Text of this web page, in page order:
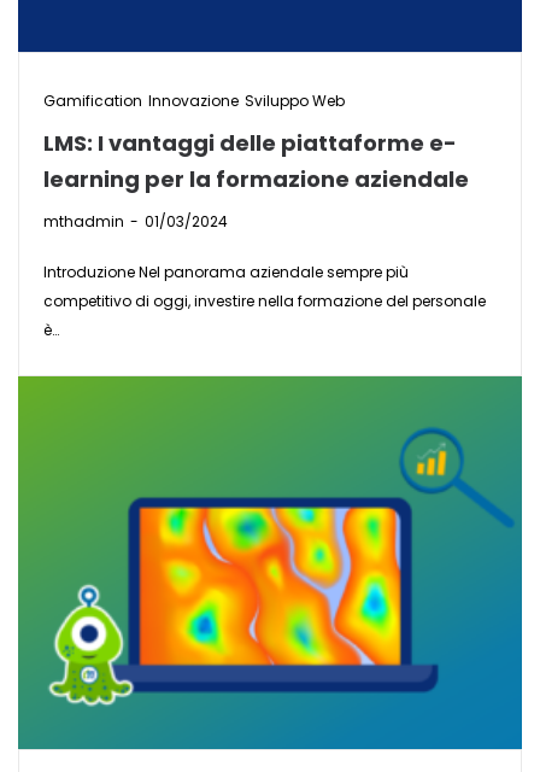
Gamification Innovazione Sviluppo Web
LMS: I vantaggi delle piattaforme e-
learning per la formazione aziendale
by
mthadmin 01/03/2024
Introduzione Nel panorama aziendale sempre più
competitivo di oggi, investire nella formazione del personale
è…